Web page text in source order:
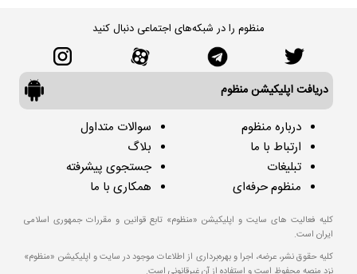
منظوم را در شبکه‌های اجتماعی دنبال کنید
دریافت اپلیکیشن منظوم
درباره منظوم
ارتباط با ما
تبلیغات
منظوم حرفه‌ای
سوالات متداول
بلاگ
جستجوی پیشرفته
همکاری با ما
کلیه فعالیت های سایت و اپلیکیشن «منظوم» تابع قوانین و مقررات جمهوری اسلامی
ایران است.
کلیه حقوق نشر، عرضه، اجرا و بهره‌برداری از اطلاعات موجود در سایت و اپلیکیشن «منظوم»